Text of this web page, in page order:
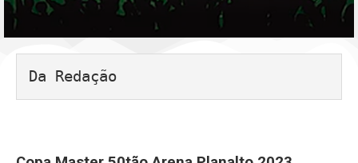
Da Redação